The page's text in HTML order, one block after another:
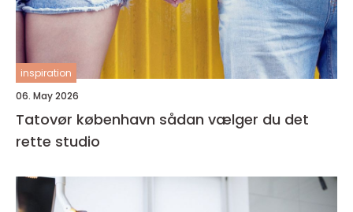
inspiration
06. May 2026
Tatovør københavn sådan vælger du det
rette studio